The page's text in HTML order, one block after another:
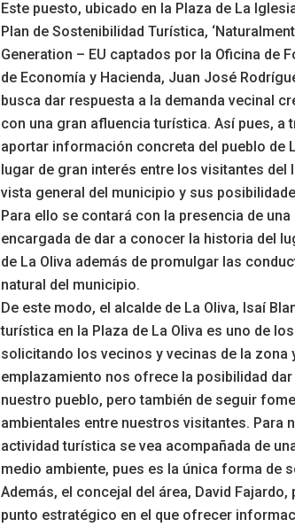
Este puesto, ubicado en la Plaza de La
Plan de Sostenibilidad Turística,
Generation – EU captados por la Oficina de
de Economía y Hacienda, Juan José
busca dar respuesta a la demanda vecinal
con una gran afluencia turística. Así pues, a
aportar información concreta del pueblo de
lugar de gran interés entre los visitantes del
vista general del municipio y sus
Para ello se contará con la presencia de
encargada de dar a conocer la historia del
de La Oliva además de promulgar las
natural del municipio.
De este modo, el alcalde de La Oliva, Isaí
turística en la Plaza de La Oliva es uno de
solicitando los vecinos y vecinas de la zona
emplazamiento nos ofrece la posibilidad
nuestro pueblo, pero también de seguir
ambientales entre nuestros visitantes. Para
actividad turística se vea acompañada de
medio ambiente, pues es la única forma de
Además, el concejal del área, David Fajardo,
punto estratégico en el que ofrecer